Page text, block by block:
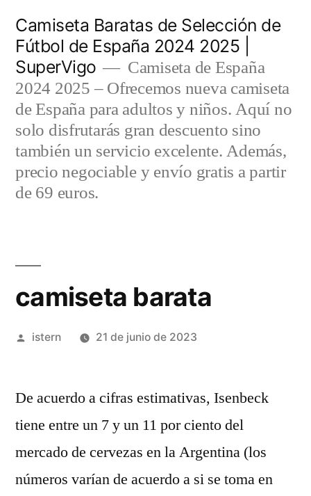
contenido
Camiseta Baratas de Selección de
Fútbol de España 2024 2025 |
SuperVigo
Camiseta de España
2024 2025 – Ofrecemos nueva camiseta
de España para adultos y niños. Aquí no
solo disfrutarás gran descuento sino
también un servicio excelente. Además,
precio negociable y envío gratis a partir
de 69 euros.
camiseta barata
Publicado
istern 21 de junio de 2023
De acuerdo a cifras estimativas, Isenbeck
tiene entre un 7 y un 11 por ciento del
mercado de cervezas en la Argentina (los
números varían de acuerdo a si se toma en